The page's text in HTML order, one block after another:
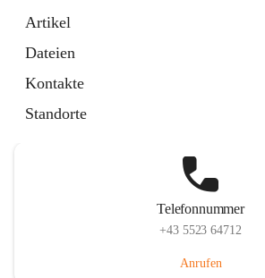
Artikel
Dateien
Kontakte
Standorte
Telefonnummer
+43 5523 64712
Anrufen